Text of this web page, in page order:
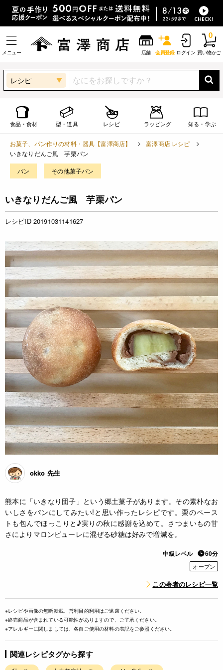
メニュー 店舗 会員登録 ログイン 買い物かご
0
レシピ
食品・食材 型・道具 レシピ ラッピング 知る・学ぶ
お菓子、パン作りの材料・器具【富澤商店】
富澤商店 レシピ
いきなりだんご風 芋栗パン
パン その他菓子パン
いきなりだんご風 芋栗パン
レシピID 20191031141627
okko 先生
熊本に「いきなり団子」という郷土菓子があります。その素朴なお
いしさをパンにしてみたい!と思い作ったレシピです。栗のペース
トも包んでほっこりと♪実りの秋に感謝を込めて。さつまいもの甘
さによりマロンピューレに混ぜる砂糖は好みで増減を。
中級レベル 60分
オーブン
この著者のレシピ一覧
※レシピや画像の無断転載、営利目的利用はご遠慮ください。
※終売商品が含まれている可能性がありますので、ご了承ください。
※アレルギーに関しましては、各自ご使用の材料の表記をご参照ください。
関連レシピタグから探す